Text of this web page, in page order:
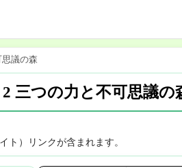
議の森
三つの力と不可思議の
ト）リンクが含まれます。